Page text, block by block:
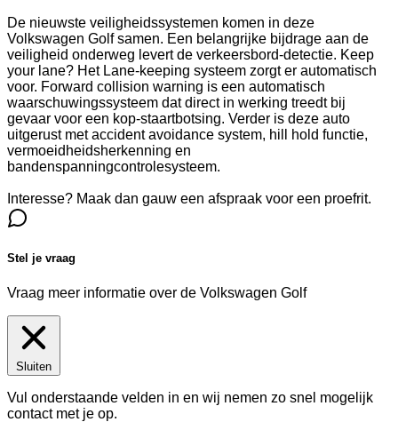
De nieuwste veiligheidssystemen komen in deze
Volkswagen Golf samen. Een belangrijke bijdrage aan de
veiligheid onderweg levert de verkeersbord-detectie. Keep
your lane? Het Lane-keeping systeem zorgt er automatisch
voor. Forward collision warning is een automatisch
waarschuwingssysteem dat direct in werking treedt bij
gevaar voor een kop-staartbotsing. Verder is deze auto
uitgerust met accident avoidance system, hill hold functie,
vermoeidheidsherkenning en
bandenspanningcontrolesysteem.
Interesse? Maak dan gauw een afspraak voor een proefrit.
Stel je vraag
Vraag meer informatie over de Volkswagen Golf
Sluiten
Vul onderstaande velden in en wij nemen zo snel mogelijk
contact met je op.